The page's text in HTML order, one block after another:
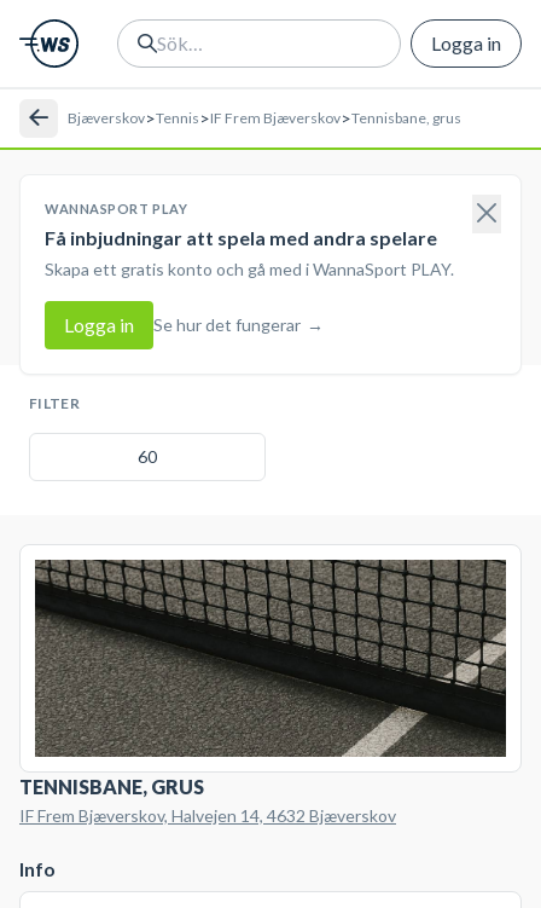
Logga in
Bjæverskov>Tennis >IF Frem Bjæverskov>Tennisbane, grus
WANNASPORT PLAY
Få inbjudningar att spela med andra spelare
Skapa ett gratis konto och gå med i WannaSport PLAY.
Logga in Se hur det fungerar →
FILTER
60
TENNISBANE, GRUS
IF Frem Bjæverskov, Halvejen 14, 4632 Bjæverskov
Info